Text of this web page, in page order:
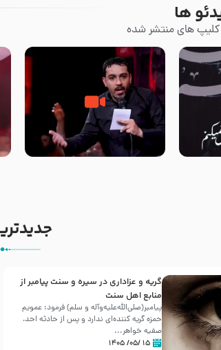
ها
کلیپ های منتشر شده
سیب
شور ، حسینا! به‌ حق زهرا «أُنْظُرْ
إِلَینا» – عزاداری شب هفتم ماه
گریه و عزاداری در سیره و سنت پیامبر از
منابع اهل سنت
پیامبر(صلی‌الله‌علیه‌وآله و سلم) فرمود: عمویم
حمزه گریه کننده‌ای ندارد و پس از حادثه احد،
صفیه خواهر...
۱۵ /۰۵/ ۱۴۰۵